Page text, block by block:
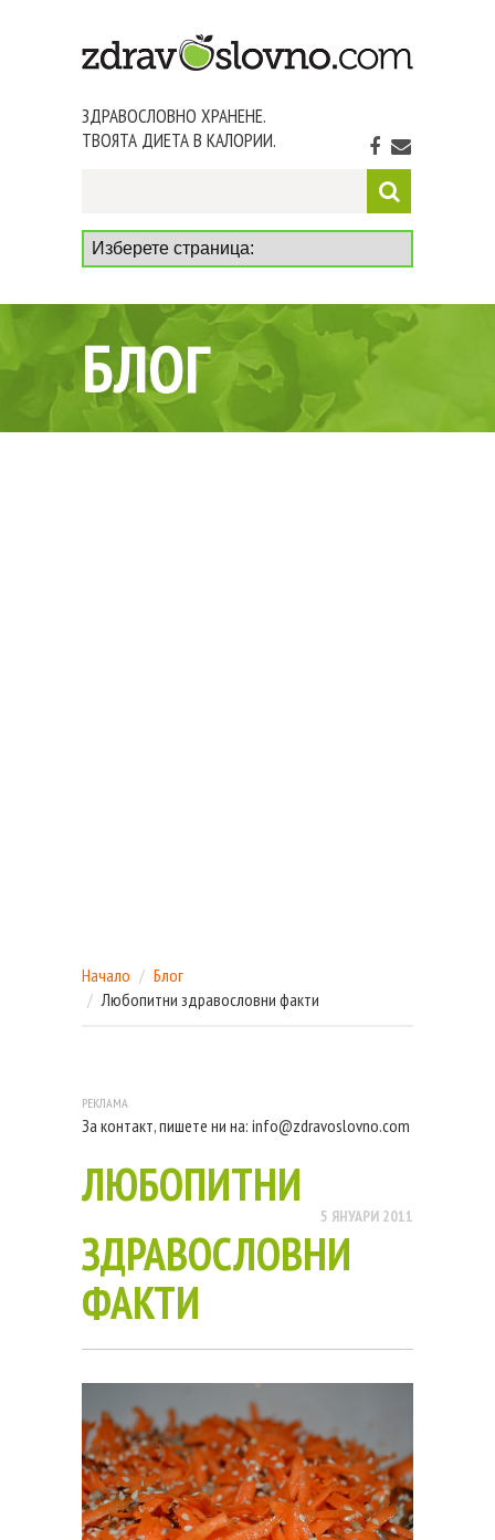
ЗДРАВОСЛОВНО ХРАНЕНЕ.
ТВОЯТА ДИЕТА В КАЛОРИИ.
БЛОГ
Начало
Блог
Любопитни здравословни факти
За контакт, пишете ни на: info@zdravoslovno.com
5 ЯНУАРИ 2011
ЛЮБОПИТНИ
ЗДРАВОСЛОВНИ
ФАКТИ